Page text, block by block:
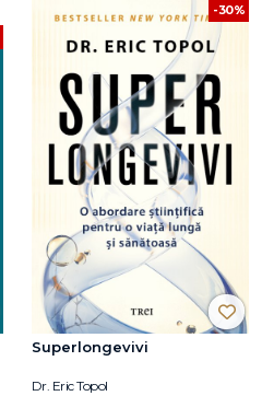
-30%
Superlongevivi
Dr. Eric Topol